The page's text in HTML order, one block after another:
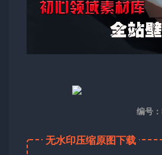
编号
无水印压缩原图下载